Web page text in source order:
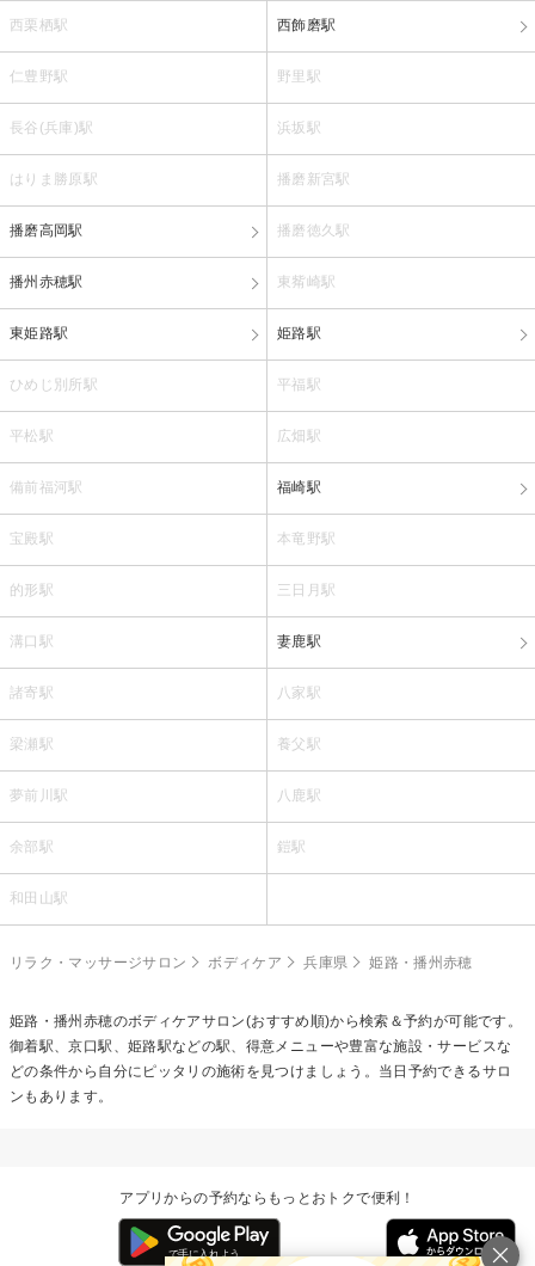
西栗栖駅 西飾磨駅
仁豊野駅 野里駅
長谷(兵庫)駅 浜坂駅
はりま勝原駅 播磨新宮駅
播磨高岡駅 播磨徳久駅
播州赤穂駅 東觜崎駅
東姫路駅 姫路駅
ひめじ別所駅 平福駅
平松駅 広畑駅
備前福河駅 福崎駅
宝殿駅 本竜野駅
的形駅 三日月駅
溝口駅 妻鹿駅
諸寄駅 八家駅
梁瀬駅 養父駅
夢前川駅 八鹿駅
余部駅 鎧駅
和田山駅
リラク・マッサージサロン ボディケア 兵庫県 姫路・播州赤穂
姫路・播州赤穂のボディケアサロン(おすすめ順)から検索＆予約が可能です。
御着駅、京口駅、姫路駅などの駅、得意メニューや豊富な施設・サービスな
どの条件から自分にピッタリの施術を見つけましょう。当日予約できるサロ
ンもあります。
アプリからの予約ならもっとおトクで便利！